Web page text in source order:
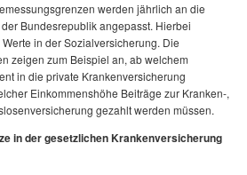
werden jährlich an die
Bundesrepublik angepasst. Hierbei
in der Sozialversicherung. Die
zeigen zum Beispiel an, ab welchem
in die private Krankenversicherung
Einkommenshöhe Beiträge zur Kranken-,
gezahlt werden müssen.
in der gesetzlichen Krankenversicherung